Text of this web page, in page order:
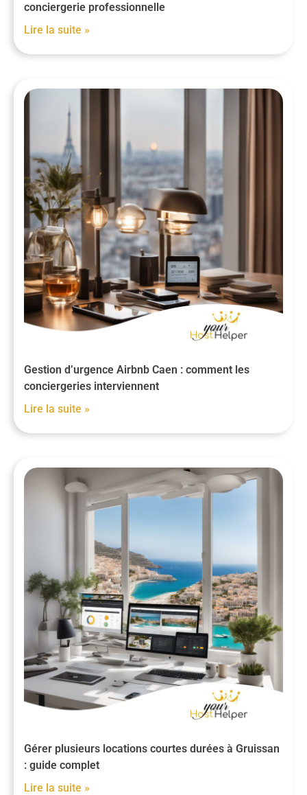
conciergerie professionnelle
Lire la suite »
Gestion d’urgence Airbnb Caen : comment les
conciergeries interviennent
Lire la suite »
Gérer plusieurs locations courtes durées à Gruissan
: guide complet
Lire la suite »